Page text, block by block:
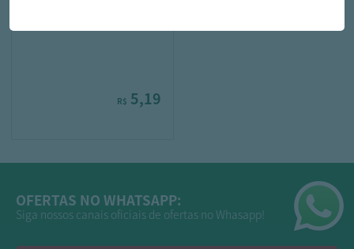
R$ 5,19
OFERTAS NO WHATSAPP:
Siga nossos canais oficiais de ofertas no Whasapp!